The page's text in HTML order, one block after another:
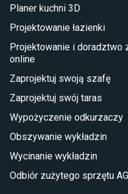
Koce i pledy
Płytki na balkon
Lampy stojące LED
Płytki
Płytki Cersanit
Płytki wielkoformatowe
Glazura
Płytki marmurowe
Planer kuchni 3D
Projektowanie łazienki
Projektowanie i doradztwo
online
Zaprojektuj swoją szafę
Zaprojektuj swój taras
Wypożyczenie odkurzaczy
Obszywanie wykładzin
Wycinanie wykładzin
Odbiór zużytego sprzętu